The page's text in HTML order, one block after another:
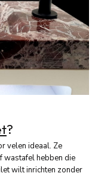
?
velen ideaal. Ze
wastafel hebben die
wilt inrichten zonder